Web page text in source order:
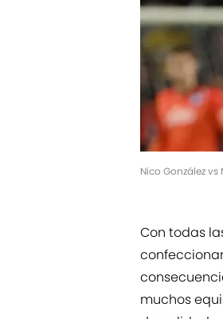
Nico González vs
Con todas
muchos